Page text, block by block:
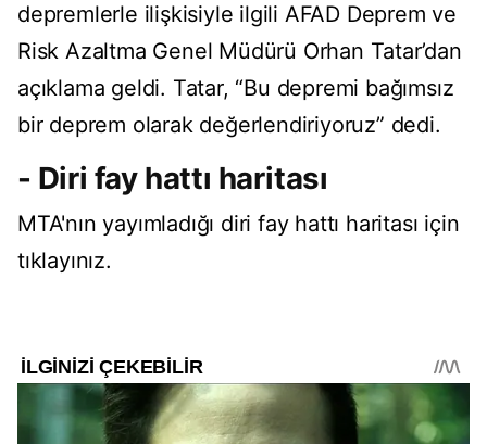
depremlerle ilişkisiyle ilgili AFAD Deprem ve
Risk Azaltma Genel Müdürü Orhan Tatar’dan
açıklama geldi. Tatar, “Bu depremi bağımsız
bir deprem olarak değerlendiriyoruz” dedi.
- Diri fay hattı haritası
MTA'nın yayımladığı diri fay hattı haritası için
tıklayınız.